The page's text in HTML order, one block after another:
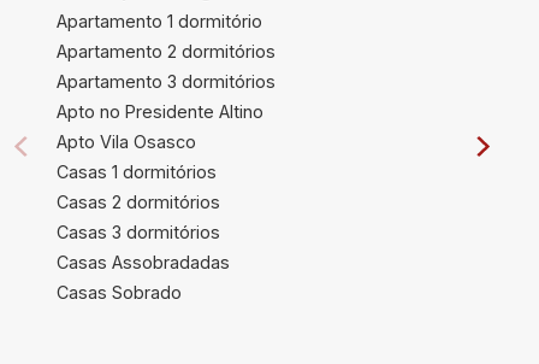
Apartamento 1 dormitório
Apartamento 2 dormitórios
Apartamento 3 dormitórios
Apto no Presidente Altino
Apto Vila Osasco
Casas 1 dormitórios
Casas 2 dormitórios
Casas 3 dormitórios
Casas Assobradadas
Casas Sobrado